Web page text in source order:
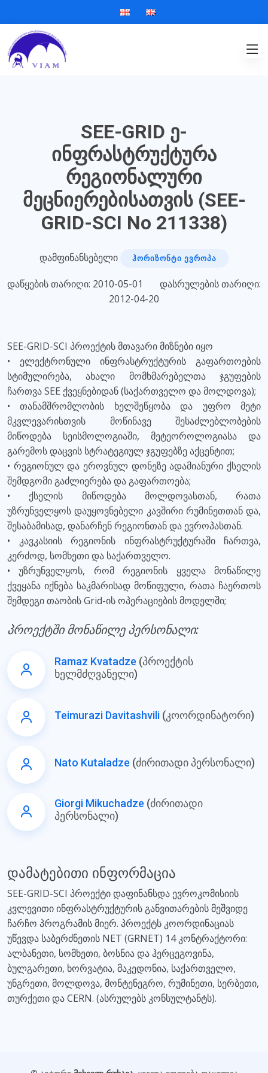
SEE-GRID ე-
ინფრასტრუქტურა
რეგიონალური
მეცნიერებისათვის (SEE-
GRID-SCI No 211338)
დამფინანსებელი ᲰᲝᲠᲘᲖᲝᲜᲢᲘ ᲔᲕᲠᲝᲞᲐ
დაწყების თარიღი: 2010-05-01 დასრულების თარიღი:
2012-04-20
SEE-GRID-SCI პროექტის მთავარი მიზნები იყო
• ელექტრონული ინფრასტრუქტურის გაფართოების
სტიმულირება, ახალი მომხმარებელთა ჯგუფების
ჩართვა SEE ქვეყნებიდან (საქართველო და მოლდოვა);
• თანამშრომლობის ხელშეწყობა და უფრო მეტი
მკვლევარისთვის მოწინავე შესაძლებლობების
მიწოდება სეისმოლოგიაში, მეტეოროლოგიასა და
გარემოს დაცვის სტრატეგიულ ჯგუფებზე აქცენტით;
• რეგიონულ და ეროვნულ დონეზე ადამიანური ქსელის
შემდგომი გაძლიერება და გაფართოება;
• ქსელის მიწოდება მოლდოვასთან, რათა
უზრუნველყოს დაუყოვნებელი კავშირი რუმინეთთან და,
შესაბამისად, დანარჩენ რეგიონთან და ევროპასთან.
• კავკასიის რეგიონის ინფრასტრუქტურაში ჩართვა,
კერძოდ, სომხეთი და საქართველო.
• უზრუნველყოს, რომ რეგიონის ყველა მონაწილე
ქვეყანა იქნება საკმარისად მოწიფული, რათა ჩაერთოს
შემდეგი თაობის Grid-ის ოპერაციების მოდელში;
პროექტში მონაწილე პერსონალი:
Ramaz Kvatadze (პროექტის
ხელმძღვანელი)
Teimurazi Davitashvili (კოორდინატორი)
Nato Kutaladze (ძირითადი პერსონალი)
Giorgi Mikuchadze (ძირითადი
პერსონალი)
დამატებითი ინფორმაცია
SEE-GRID-SCI პროექტი დაფინანსდა ევროკომისიის
კვლევითი ინფრასტრუქტურის განვითარების მეშვიდე
ჩარჩო პროგრამის მიერ. პროექტს კოორდინაციას
უწევდა საბერძნეთის NET (GRNET) 14 კონტრაქტორი:
ალბანეთი, სომხეთი, ბოსნია და ჰერცეგოვინა,
ბულგარეთი, ხორვატია, მაკედონია, საქართველო,
უნგრეთი, მოლდოვა, მონტენეგრო, რუმინეთი, სერბეთი,
თურქეთი და CERN. (ასრულებს კონსულტანტს).